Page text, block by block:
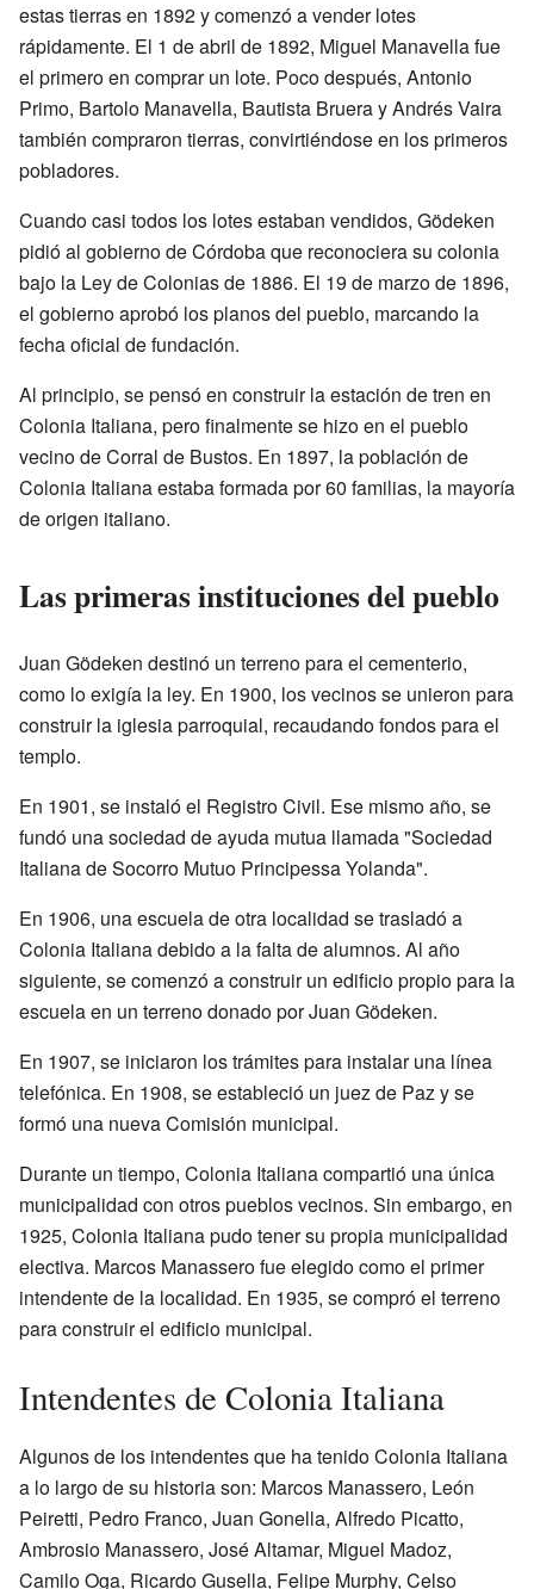
estas tierras en 1892 y comenzó a vender lotes
rápidamente. El 1 de abril de 1892, Miguel Manavella fue
el primero en comprar un lote. Poco después, Antonio
Primo, Bartolo Manavella, Bautista Bruera y Andrés Vaira
también compraron tierras, convirtiéndose en los primeros
pobladores.
Cuando casi todos los lotes estaban vendidos, Gödeken
pidió al gobierno de Córdoba que reconociera su colonia
bajo la Ley de Colonias de 1886. El 19 de marzo de 1896,
el gobierno aprobó los planos del pueblo, marcando la
fecha oficial de fundación.
Al principio, se pensó en construir la estación de tren en
Colonia Italiana, pero finalmente se hizo en el pueblo
vecino de Corral de Bustos. En 1897, la población de
Colonia Italiana estaba formada por 60 familias, la mayoría
de origen italiano.
Las primeras instituciones del pueblo
Juan Gödeken destinó un terreno para el cementerio,
como lo exigía la ley. En 1900, los vecinos se unieron para
construir la iglesia parroquial, recaudando fondos para el
templo.
En 1901, se instaló el Registro Civil. Ese mismo año, se
fundó una sociedad de ayuda mutua llamada "Sociedad
Italiana de Socorro Mutuo Principessa Yolanda".
En 1906, una escuela de otra localidad se trasladó a
Colonia Italiana debido a la falta de alumnos. Al año
siguiente, se comenzó a construir un edificio propio para la
escuela en un terreno donado por Juan Gödeken.
En 1907, se iniciaron los trámites para instalar una línea
telefónica. En 1908, se estableció un juez de Paz y se
formó una nueva Comisión municipal.
Durante un tiempo, Colonia Italiana compartió una única
municipalidad con otros pueblos vecinos. Sin embargo, en
1925, Colonia Italiana pudo tener su propia municipalidad
electiva. Marcos Manassero fue elegido como el primer
intendente de la localidad. En 1935, se compró el terreno
para construir el edificio municipal.
Intendentes de Colonia Italiana
Algunos de los intendentes que ha tenido Colonia Italiana
a lo largo de su historia son: Marcos Manassero, León
Peiretti, Pedro Franco, Juan Gonella, Alfredo Picatto,
Ambrosio Manassero, José Altamar, Miguel Madoz,
Camilo Oga, Ricardo Gusella, Felipe Murphy, Celso